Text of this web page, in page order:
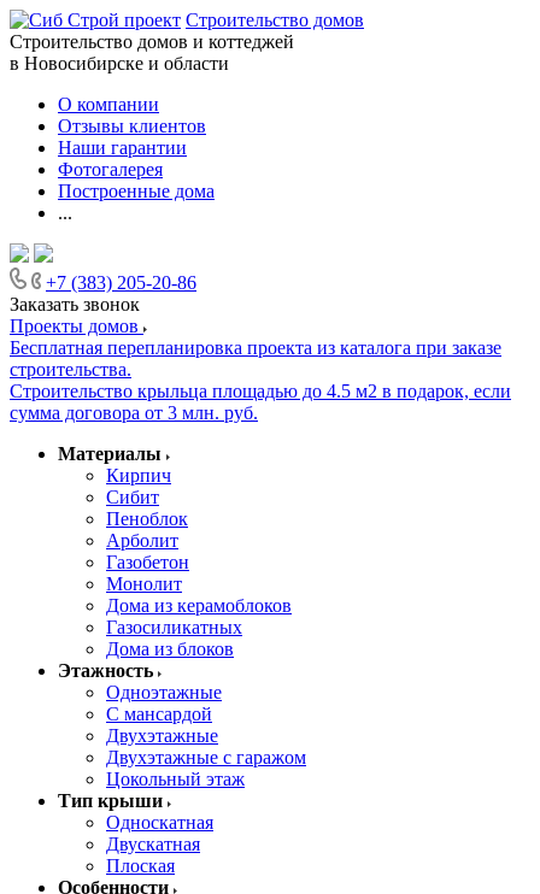
Строительство домов
Строительство домов и коттеджей
в Новосибирске и области
О компании
Отзывы клиентов
Наши гарантии
Фотогалерея
Построенные дома
...
+7 (383) 205-20-86
Заказать звонок
Проекты домов
Бесплатная перепланировка проекта из каталога при заказе
строительства.
Строительство крыльца площадью до 4.5 м2 в подарок, если
сумма договора от 3 млн. руб.
Материалы
Кирпич
Сибит
Пеноблок
Арболит
Газобетон
Монолит
Дома из керамоблоков
Газосиликатных
Дома из блоков
Этажность
Одноэтажные
С мансардой
Двухэтажные
Двухэтажные с гаражом
Цокольный этаж
Тип крыши
Односкатная
Двускатная
Плоская
Особенности